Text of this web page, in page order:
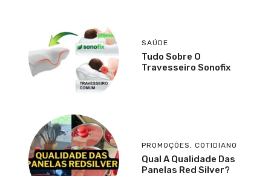
SAÚDE
Tudo Sobre O
Travesseiro Sonofix
PROMOÇÕES, COTIDIANO
Qual A Qualidade Das
Panelas Red Silver?